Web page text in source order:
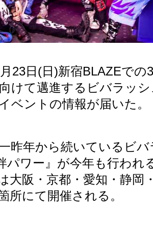
23日(日)新宿BLAZEでの
けて邁進するビバラッ
ベントの情報が届いた。
昨年から続いているビ
パワー』が今年も行われ
大阪・京都・愛知・静岡
所にて開催される。